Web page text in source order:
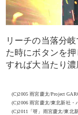
リーチの当落分
た時にボタンを
すれば大当たり濃
(C)2005 雨宮慶太/Project
(C)2006 雨宮慶太/東北新社・
(C)2011「呀」雨宮慶太/東北